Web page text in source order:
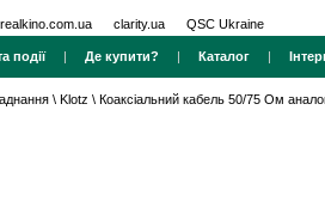
realkino.com.ua clarity.ua QSC Ukraine
події| Де купити? | Каталог |
\ Klotz \ Коаксіальний кабель 50/75 Ом